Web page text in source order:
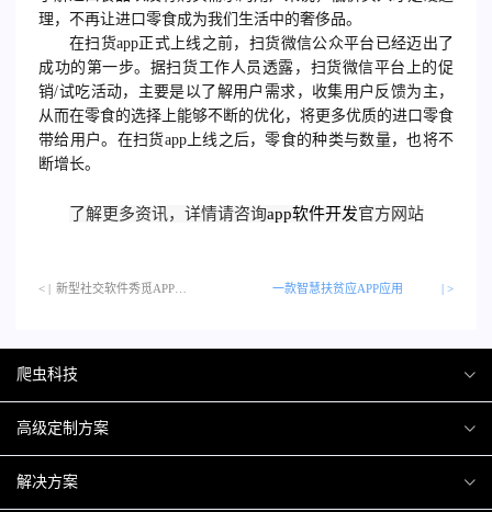
理，不再让进口零食成为我们生活中的奢侈品。
在扫货app正式上线之前，扫货微信公众平台已经迈出了
成功的第一步。据扫货工作人员透露，扫货微信平台上的促
销/试吃活动，主要是以了解用户需求，收集用户反馈为主，
从而在零食的选择上能够不断的优化，将更多优质的进口零食
带给用户。在扫货app上线之后，零食的种类与数量，也将不
断增长。
了解更多资讯，详情请咨询app软件开发官方网站
< | 新型社交软件秀觅APP… 一款智慧扶贫应APP应用 | >
爬虫科技
爬虫案例
关于爬虫
高级定制方案
H5互动营销
解决方案